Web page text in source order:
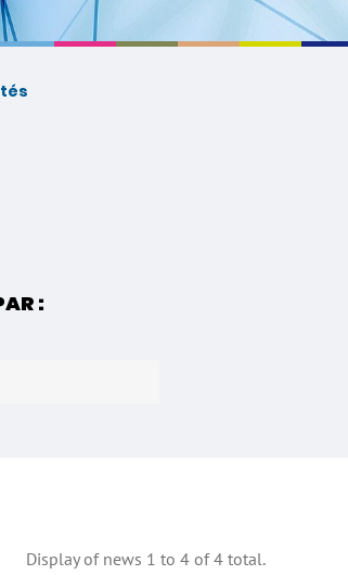
:
Display of news 1 to 4 of 4 total.